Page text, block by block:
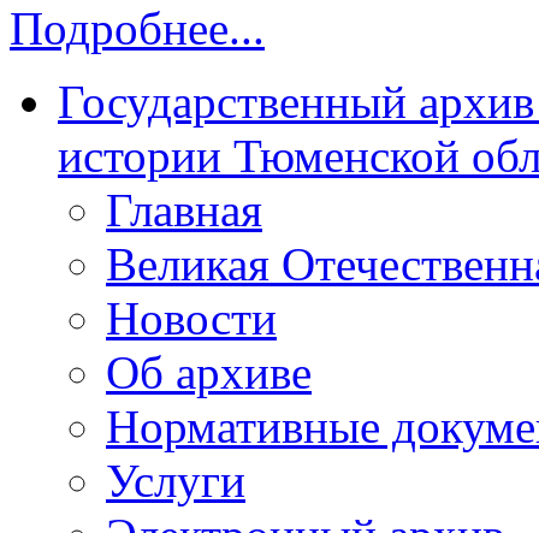
Подробнее...
Государственный
истории Тюменской
Главная
Великая
Новости
Об архиве
Нормативные
Услуги